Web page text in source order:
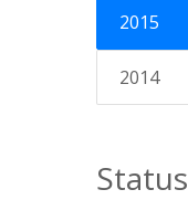
2015
2014
Status